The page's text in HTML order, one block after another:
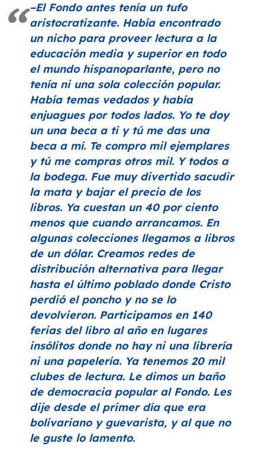
–El Fondo antes tenía un tufo
aristocratizante. Había encontrado
un nicho para proveer lectura a la
educación media y superior en todo
el mundo hispanoparlante, pero no
tenía ni una sola colección popular.
Había temas vedados y había
enjuagues por todos lados. Yo te doy
un una beca a ti y tú me das una
beca a mí. Te compro mil ejemplares
y tú me compras otros mil. Y todos a
la bodega. Fue muy divertido sacudir
la mata y bajar el precio de los
libros. Ya cuestan un 40 por ciento
menos que cuando arrancamos. En
algunas colecciones llegamos a libros
de un dólar. Creamos redes de
distribución alternativa para llegar
hasta el último poblado donde Cristo
perdió el poncho y no se lo
devolvieron. Participamos en 140
ferias del libro al año en lugares
insólitos donde no hay ni una librería
ni una papelería. Ya tenemos 20 mil
clubes de lectura. Le dimos un baño
de democracia popular al Fondo. Les
dije desde el primer día que era
bolivariano y guevarista, y al que no
le guste lo lamento.